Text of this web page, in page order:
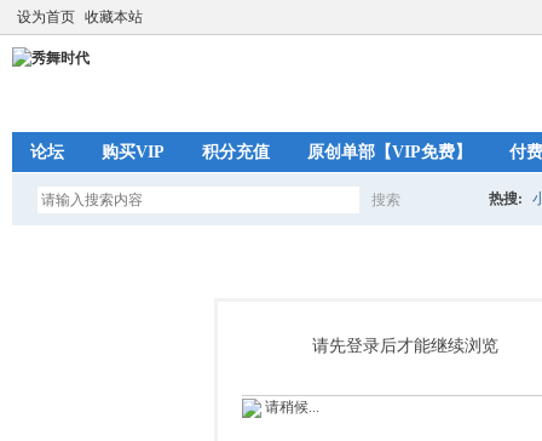
设为首页 收藏本站
论坛 购买VIP 积分充值 原创单部【VIP免费】 付
搜索
索
热搜:
请先登录后才能继续浏览
请稍候...